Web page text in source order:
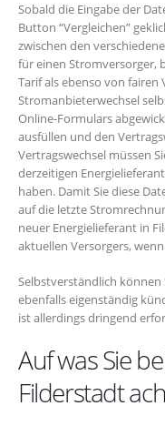
Sobald die Eingabe der
Button “Vergleichen”
zwischen den
für einen Stromversorger,
Tarif als ebenso von
Stromanbieterwechsel
Online-Formulars
ausfüllen und den
Vertragswechsel müssen
derzeitigen
haben. Damit Sie diese
auf die letzte
neuer Energielieferant in
aktuellen Versorgers,
Selbstverständlich
ebenfalls eigenständig
ist allerdings dringend
Auf was Sie
Filderstadt